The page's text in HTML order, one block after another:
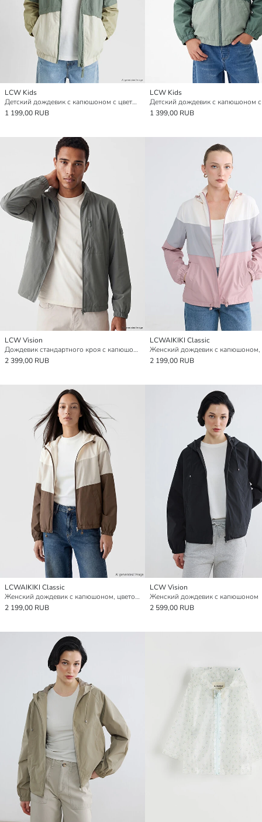
LCW Kids
Детский дождевик с капюшоном с цветовым блоком
1 199,00 RUB
LCW Kids
1 399,00 RUB
LCW Vision
Дождевик стандартного кроя с капюшоном для мужчин
2 399,00 RUB
LCWAIKIKI Classic
2 199,00 RUB
LCWAIKIKI Classic
Женский дождевик с капюшоном, цветовой блок
2 199,00 RUB
LCW Vision
Женский дождевик с капюшоном
2 599,00 RUB